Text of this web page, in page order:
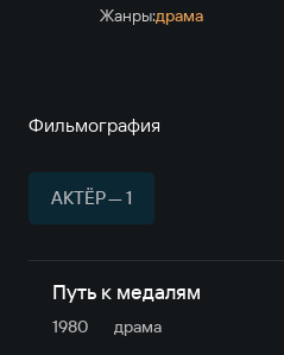
Жанры:драма
Фильмография
АКТЁР — 1
Путь к медалям
1980 драма